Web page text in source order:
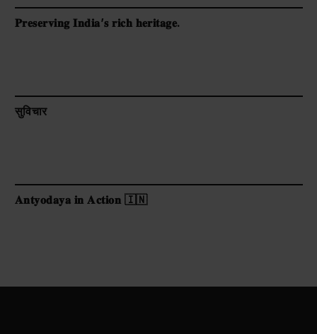
𝐏𝐫𝐞𝐬𝐞𝐫𝐯𝐢𝐧𝐠 𝐈𝐧𝐝𝐢𝐚’𝐬 𝐫𝐢𝐜𝐡 𝐡𝐞𝐫𝐢𝐭𝐚𝐠𝐞.
सुविचार
𝐀𝐧𝐭𝐲𝐨𝐝𝐚𝐲𝐚 𝐢𝐧 𝐀𝐜𝐭𝐢𝐨𝐧 🇮🇳